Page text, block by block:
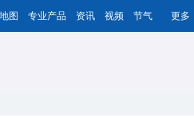
图 专业产品 资讯 视频 节气 更多